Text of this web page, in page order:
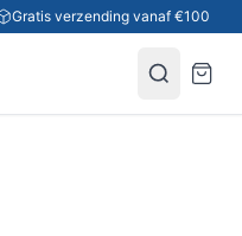
Gratis verzending vanaf €100